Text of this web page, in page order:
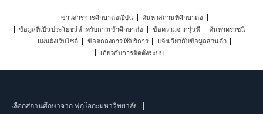
ข่าวสารการศึกษาต่อญี่ปุ่น
ค้นหาสถานที่ศึกษาต่อ
ข้อมูลที่เป็นประโยชน์สำหรับการเข้าศึกษาต่อ
ข้อความจากรุ่นพี่
ค้นหาดรรชนี
แผนผังเว็บไซต์
ข้อตกลงการใช้บริการ
แจ้งเกี่ยวกับข้อมูลส่วนตัว
เกี่ยวกับการติดตั้งระบบ
เลือกสถานศึกษาจาก ฟุกุโอกะมหาวิทยาลัย